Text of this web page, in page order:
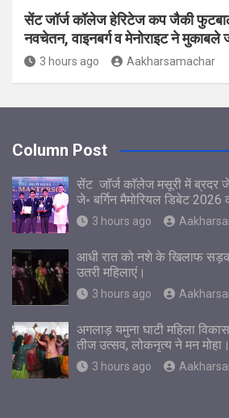
सेंट जॉर्ज कॉलेज हेरिटेज कप जैकी फुटबाल
नवचेतन, वाइनबर्ग व मेनोराइट ने मुकाबले
3 hours ago Aakharsamachar
Column Post
सेंट जाॅर्ज काॅलेज मसूरी में ब्रदर
जे॰ बर्गिन मैमोरियल डिबेट
3 hours ago
आधी रात को नशे के खिलाफ
उतरी महिलाएं।
3 hours ago
अगलाड़ यमुना घाटी महिला
तीज उत्सव, लोकनृत्य ने मन मोहा।
3 hours ago